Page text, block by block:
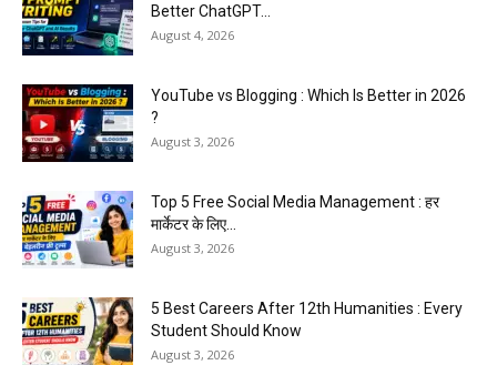
Better ChatGPT...
August 4, 2026
YouTube vs Blogging : Which Is Better in 2026
?
August 3, 2026
Top 5 Free Social Media Management : हर
मार्केटर के लिए...
August 3, 2026
5 Best Careers After 12th Humanities : Every
Student Should Know
August 3, 2026